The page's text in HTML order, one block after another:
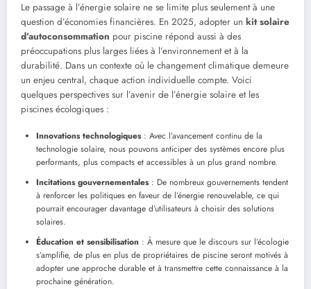
Le passage à l’énergie solaire ne se limite plus seulement à une
question d’économies financières. En 2025, adopter un kit solaire
d’autoconsommation pour piscine répond aussi à des
préoccupations plus larges liées à l’environnement et à la
durabilité. Dans un contexte où le changement climatique demeure
un enjeu central, chaque action individuelle compte. Voici
quelques perspectives sur l’avenir de l’énergie solaire et les
piscines écologiques :
Innovations technologiques: Avec l’avancement continu de la
technologie solaire, nous pouvons anticiper des systèmes encore plus
performants, plus compacts et accessibles à un plus grand nombre.
Incitations gouvernementales: De nombreux gouvernements tendent
à renforcer les politiques en faveur de l’énergie renouvelable, ce qui
pourrait encourager davantage d’utilisateurs à choisir des solutions
solaires.
Éducation et sensibilisation : À mesure que le discours sur l’écologie
s’amplifie, de plus en plus de propriétaires de piscine seront motivés à
adopter une approche durable et à transmettre cette connaissance à la
prochaine génération.